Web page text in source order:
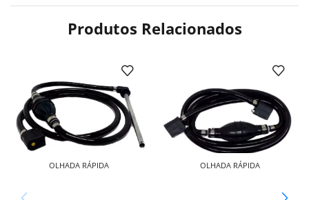
Produtos Relacionados
OLHADA RÁPIDA OLHADA RÁPIDA